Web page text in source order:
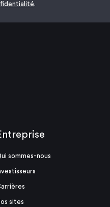
.
sommes-nous
sites